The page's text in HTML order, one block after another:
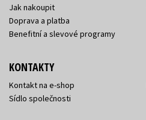
Jak nakoupit
Doprava a platba
Benefitní a slevové programy
KONTAKTY
Kontakt na e-shop
Sídlo společnosti